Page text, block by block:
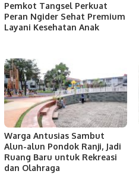
Pemkot Tangsel Perkuat
Peran Ngider Sehat Premium
Layani Kesehatan Anak
Warga Antusias Sambut
Alun-alun Pondok Ranji, Jadi
Ruang Baru untuk Rekreasi
dan Olahraga